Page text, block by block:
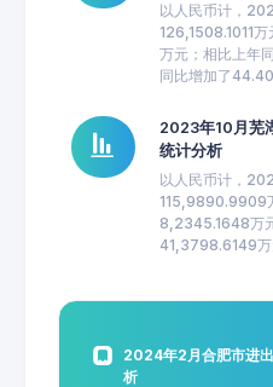
以人民币计，
126,1508.1011
万元；相比上年
同比增加了
2023年10月芜
统计分析
以人民币计，
115,9890.9909
8,2345.1648万
41,3798.6149万
2024年2月合肥市进
析